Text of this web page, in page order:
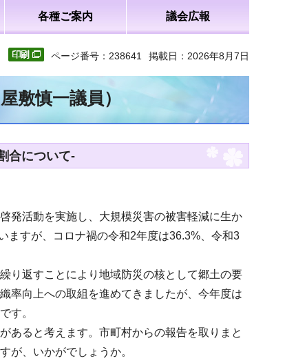
各種ご案内 議会広報
ページ番号：238641 掲載日：2026年8月7日
敷慎一議員）
合について-
発活動を実施し、大規模災害の被害軽減に生か
ますが、コロナ禍の令和2年度は36.3%、令和3
り返すことにより地域防災の核として郷土の要
率向上への取組を進めてきましたが、今年度は
す。
あると考えます。市町村からの報告を取りまと
が、いかがでしょうか。